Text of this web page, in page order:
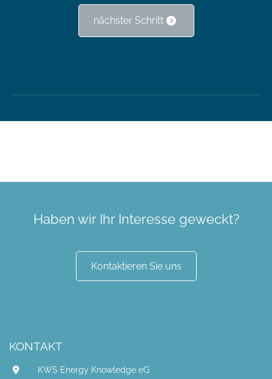
nächster Schritt
Haben wir Ihr Interesse geweckt?
Kontaktieren Sie uns
KONTAKT
KWS Energy Knowledge eG